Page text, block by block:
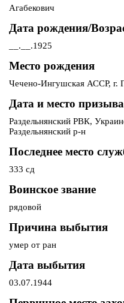
Агабекович
Дата рождения/
__.__.1925
Место рождения
Чечено-Ингушская АССР, г.
Дата и место призыва
Раздельнянский РВК,
Раздельнянский р-н
Последнее место
333 сд
Воинское звание
рядовой
Причина выбытия
умер от ран
Дата выбытия
03.07.1944